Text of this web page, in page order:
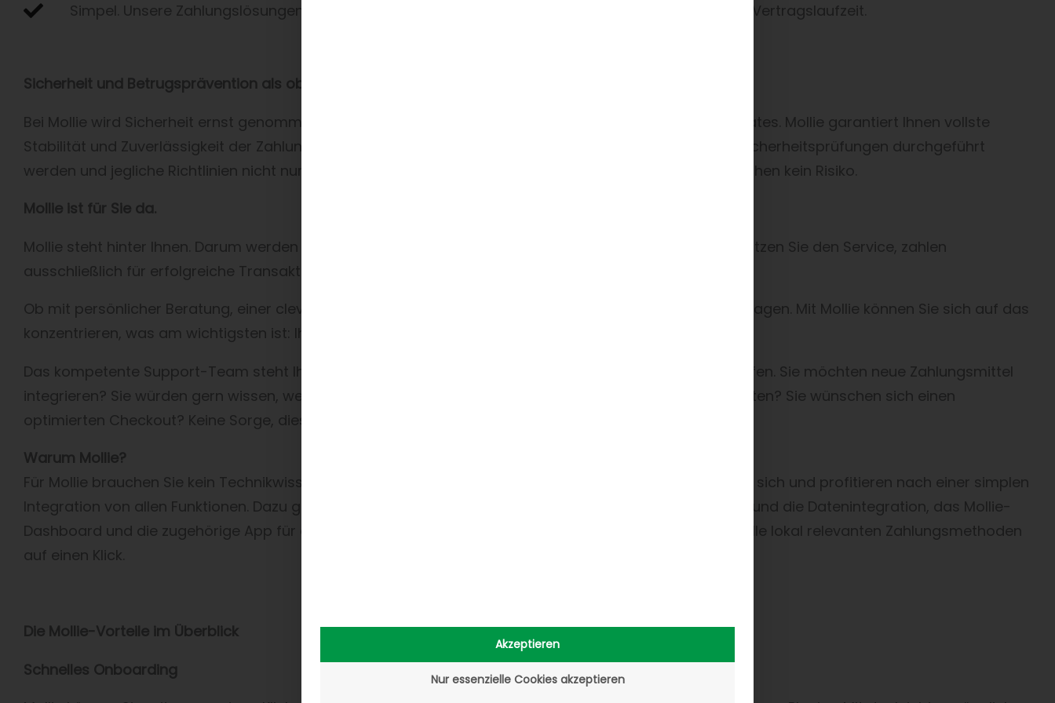
Simpel. Unsere Zahlungslösungen mit API oder Plugins lassen sich schnell integrieren – ganz ohne Vertragslaufzeit.
Sicherheit und Betrugsprävention als oberste Priorität
Bei Mollie wird Sicherheit ernst genommen, denn wir beschäftigen uns tagtäglich mit den neuesten Updates. Mollie garantiert Ihnen vollste
Stabilität und Zuverlässigkeit der Zahlungsplattform. Warum das bei Mollie klappt? Weil stets rigorose Sicherheitsprüfungen durchgeführt
werden und jegliche Richtlinien nicht nur umgesetzt, sondern auch eingehalten werden. Zahlungen brauchen kein Risiko.
Mollie ist für Sie da.
Mollie steht hinter Ihnen. Darum werden mit steigenden Umsätzen die Preise gesenkt. Als Mollie-Kunde nutzen Sie den Service, zahlen
ausschließlich für erfolgreiche Transaktionen und profitieren von Preisanpassungen.
Ob mit persönlicher Beratung, einer cleveren Lösung nach Maß oder mit deutlichen Antworten auf Ihre Fragen. Mit Mollie können Sie sich auf das
konzentrieren, was am wichtigsten ist: Ihr Business.
Das kompetente Support-Team steht Ihnen stets zur Verfügung und kann Ihnen bei jeglichen Fragen helfen. Sie möchten neue Zahlungsmittel
integrieren? Sie würden gern wissen, welche Zahlungsmethoden noch zu Ihrem Onlineshop passen könnten? Sie wünschen sich einen
optimierten Checkout? Keine Sorge, diese Fragen sind bei Mollie bestens aufgehoben.
Warum Mollie?
Für Mollie brauchen Sie kein Technikwissen. Das Onboarding ist schnell und unkompliziert. Sie registrieren sich und profitieren nach einer simplen
Integration von allen Funktionen. Dazu gehören Partner-Integrationen für den automatisierten Workflow und die Datenintegration, das Mollie-
Dashboard und die zugehörige App für detaillierte Berichte und Dateneinsicht in Echtzeit und vor allem alle lokal relevanten Zahlungsmethoden
auf einen Klick.
Die Mollie-Vorteile im Überblick
Schnelles Onboarding
Akzeptieren
Nur essenzielle Cookies akzeptieren